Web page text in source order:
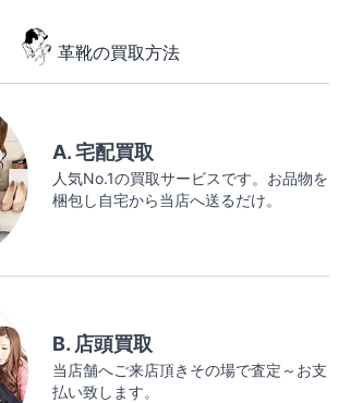
革靴の買取方法
A. 宅配買取
人気No.1の買取サービスです。お品物を
梱包し自宅から当店へ送るだけ。
B. 店頭買取
当店舗へご来店頂きその場で査定～お支
払い致します。